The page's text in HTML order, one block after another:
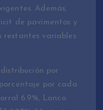
Además,
de pavimentos y
restantes variables
por
por cada
6.9%, Lanco